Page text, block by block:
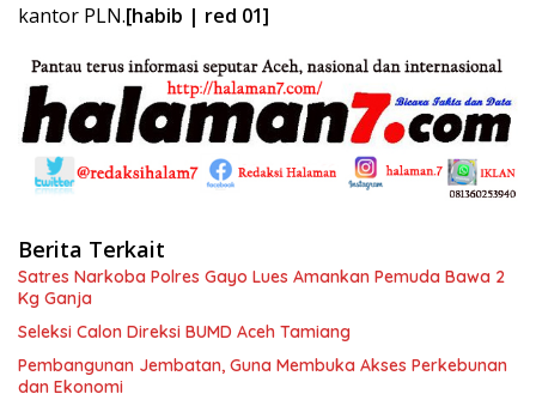
kantor PLN.[habib | red 01]
Berita Terkait
Satres Narkoba Polres Gayo Lues Amankan Pemuda Bawa 2
Kg Ganja
Seleksi Calon Direksi BUMD Aceh Tamiang
Pembangunan Jembatan, Guna Membuka Akses Perkebunan
dan Ekonomi